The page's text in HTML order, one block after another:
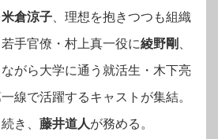
米倉涼子 、理想を抱きつつも組織
手官僚・村上真一役に綾野剛
がら大学に通う就活生・木下亮
線で活躍するキャストが集結。
き、 藤井道人が務める。